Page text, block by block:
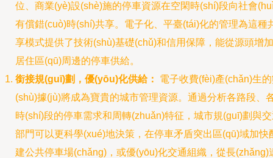
位、商業(yè)設(shè)施的停車資源在空閑時(shí)段向社會
有償錯(cuò)時(shí)共享。電子化、平臺(tái)化的管理為這種
享模式提供了技術(shù)基礎(chǔ)和信用保障，能從源頭增加
居住區(qū)周邊的停車供給。
銜接規(guī)劃，優(yōu)化供給：
電子收費(fèi)產(chǎn)生
(shù)據(jù)將成為寶貴的城市管理資源。通過分析各路段、
時(shí)段的停車需求和周轉(zhuǎn)特征，城市規(guī)劃與
部門可以更科學(xué)地決策，在停車矛盾突出區(qū)域加快
建公共停車場(chǎng)，或優(yōu)化交通組織，從長(zhǎng)